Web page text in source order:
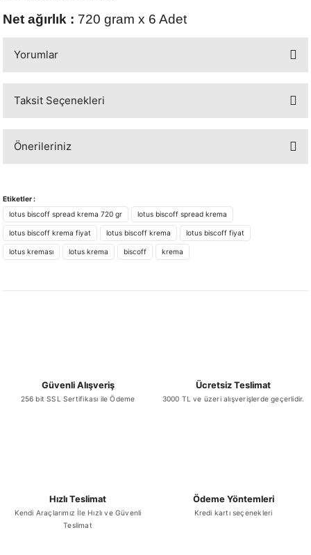
Net ağırlık : 720 gram x 6 Adet
Yorumlar
Taksit Seçenekleri
Önerileriniz
iletebilirsiniz.
Görüş ve önerileriniz için teşekkür ederiz.
Ürün resmi kalitesiz, bozuk veya görüntülenemiyor.
Ürün bilgilerinde hatalar bulunuyor.
Etiketler :
lotus biscoff spread krema 720 gr
lotus biscoff spread krema
lotus biscoff krema fiyat lotus biscoff krema lotus biscoff fiyat
lotus kreması lotus krema biscoff krema
Güvenli Alışveriş
256 bit SSL Sertifikası ile Ödeme
Ücretsiz Teslimat
3000 TL ve üzeri alışverişlerde geçerlidir.
Hızlı Teslimat
Kendi Araçlarımız İle Hızlı ve Güvenli
Teslimat
Ödeme Yöntemleri
Kredi kartı seçenekleri